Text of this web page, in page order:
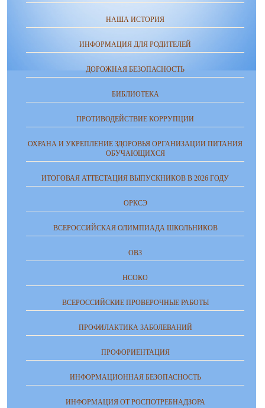
НАША ИСТОРИЯ
ИНФОРМАЦИЯ ДЛЯ РОДИТЕЛЕЙ
ДОРОЖНАЯ БЕЗОПАСНОСТЬ
БИБЛИОТЕКА
ПРОТИВОДЕЙСТВИЕ КОРРУПЦИИ
ОХРАНА И УКРЕПЛЕНИЕ ЗДОРОВЬЯ ОРГАНИЗАЦИИ ПИТАНИЯ
ОБУЧАЮЩИХСЯ
ИТОГОВАЯ АТТЕСТАЦИЯ ВЫПУСКНИКОВ В 2026 ГОДУ
ОРКСЭ
ВСЕРОССИЙСКАЯ ОЛИМПИАДА ШКОЛЬНИКОВ
ОВЗ
НСОКО
ВСЕРОССИЙСКИЕ ПРОВЕРОЧНЫЕ РАБОТЫ
ПРОФИЛАКТИКА ЗАБОЛЕВАНИЙ
ПРОФОРИЕНТАЦИЯ
ИНФОРМАЦИОННАЯ БЕЗОПАСНОСТЬ
ИНФОРМАЦИЯ ОТ РОСПОТРЕБНАДЗОРА